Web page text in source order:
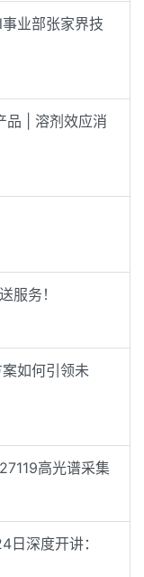
业部张家界技
品 | 溶剂效应消
服务！
如何引领未
高光谱采集
深度开讲：